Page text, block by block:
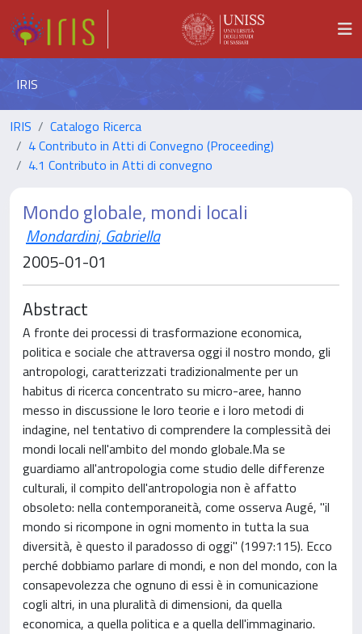
IRIS
IRIS
Catalogo Ricerca
4 Contributo in Atti di Convegno (Proceeding)
4.1 Contributo in Atti di convegno
Mondo globale, mondi locali
Mondardini, Gabriella
2005-01-01
Abstract
A fronte dei processi di trasformazione economica,
politica e sociale che attraversa oggi il nostro mondo, gli
antropologi, caratterizzati tradizionalmente per un
habitus di ricerca concentrato su micro-aree, hanno
messo in discussione le loro teorie e i loro metodi di
indagine, nel tentativo di comprendere la complessità dei
mondi locali nell'ambito del mondo globale.Ma se
guardiamo all'antropologia come studio delle differenze
culturali, il compito dell'antropologia non è affatto
obsoleto: nella contemporaneità, come osserva Augé, "il
mondo si ricompone in ogni momento in tutta la sua
diversità, è questo il paradosso di oggi" (1997:115). Ecco
perché dobbiamo parlare di mondi, e non del mondo, con la
consapevolezza che ognuno di essi è in comunicazione
cogli altri, in una pluralità di dimensioni, da quella
economica, a quella politica e a quella dell'immaginario.